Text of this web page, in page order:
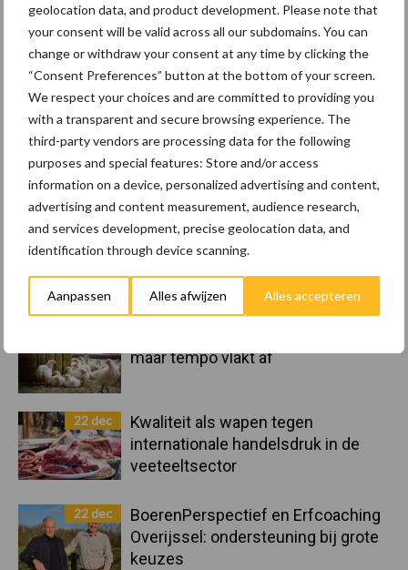
geolocation data, and product development. Please note that
your consent will be valid across all our subdomains. You can
change or withdraw your consent at any time by clicking the
“Consent Preferences” button at the bottom of your screen.
We respect your choices and are committed to providing you
with a transparent and secure browsing experience. The
third-party vendors are processing data for the following
purposes and special features: Store and/or access
information on a device, personalized advertising and content,
advertising and content measurement, audience research,
and services development, precise geolocation data, and
identification through device scanning.
Aanpassen Alles afwijzen Alles accepteren
Primaire
Sidebar
Recent nieuws Partner nieuws
Belastingdienst publiceert
Landelijke Landbouwnormen 2025
10 praktisch tips om je voor te
maar tempo vlakt af
22 dec
Kwaliteit als wapen tegen
internationale handelsdruk in de
veeteeltsector
22 dec
BoerenPerspectief en Erfcoaching
Overijssel: ondersteuning bij grote
keuzes
Toon meer